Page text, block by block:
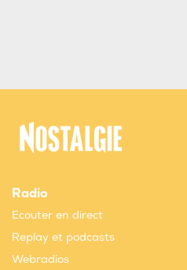
Radio
Ecouter en direct
Replay et podcasts
Webradios